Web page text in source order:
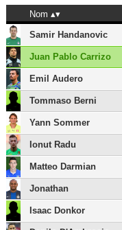
Nom
Samir Handanovic
Juan Pablo Carrizo
Emil Audero
Tommaso Berni
Yann Sommer
Ionut Radu
Matteo Darmian
Jonathan
Isaac Donkor